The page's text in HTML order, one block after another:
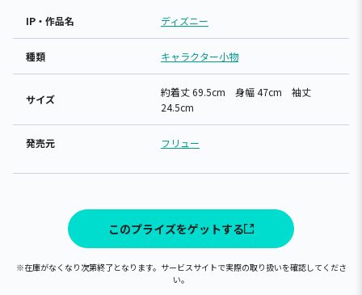
IP・作品名 ディズニー
種類 キャラクター小物
サイズ
約着丈 69.5cm 身幅 47cm 袖丈
24.5cm
発売元 フリュー
このプライズをゲットする
※在庫がなくなり次第終了となります。サービスサイトで実際の取り扱いを確認してくださ
い。